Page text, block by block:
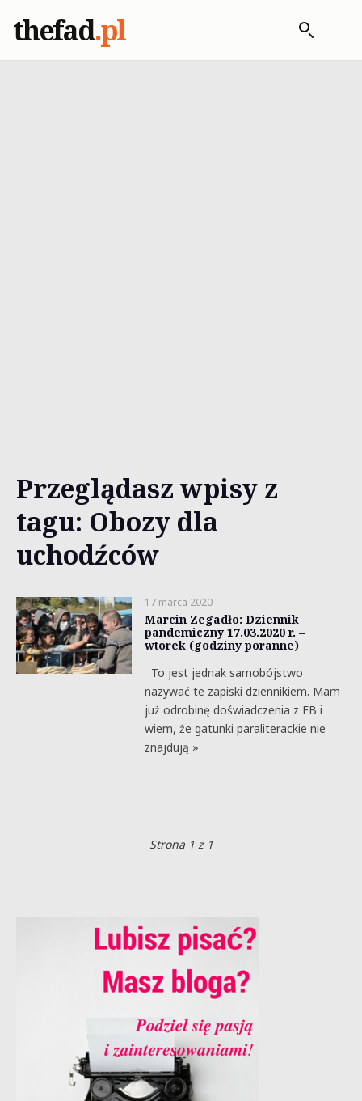
thefad.pl
Przeglądasz wpisy z
tagu: Obozy dla
uchodźców
17 marca 2020
Marcin Zegadło: Dziennik
pandemiczny 17.03.2020 r. –
wtorek (godziny poranne)
To jest jednak samobójstwo
nazywać te zapiski dziennikiem. Mam
już odrobinę doświadczenia z FB i
wiem, że gatunki paraliterackie nie
znajdują »
Strona 1 z 1